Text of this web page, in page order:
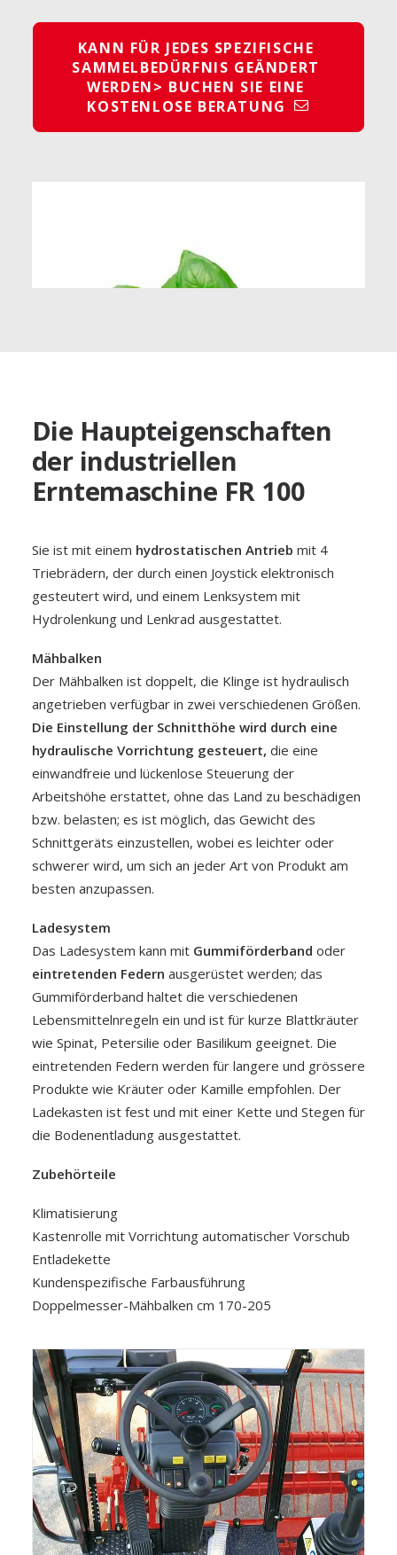
KANN FÜR JEDES SPEZIFISCHE
SAMMELBEDÜRFNIS GEÄNDERT
WERDEN> BUCHEN SIE EINE
KOSTENLOSE BERATUNG
Basilikum
HEIL- UND AROMAPFLANZEN
Die Haupteigenschaften
der industriellen
Erntemaschine FR 100
Sie ist mit einem hydrostatischen Antrieb mit 4
Triebrädern, der durch einen Joystick elektronisch
gesteutert wird, und einem Lenksystem mit
Hydrolenkung und Lenkrad ausgestattet.
Mähbalken
Der Mähbalken ist doppelt, die Klinge ist hydraulisch
angetrieben verfügbar in zwei verschiedenen Größen.
Die Einstellung der Schnitthöhe wird durch eine
hydraulische Vorrichtung gesteuert, die eine
einwandfreie und lückenlose Steuerung der
Arbeitshöhe erstattet, ohne das Land zu beschädigen
bzw. belasten; es ist möglich, das Gewicht des
Schnittgeräts einzustellen, wobei es leichter oder
schwerer wird, um sich an jeder Art von Produkt am
besten anzupassen.
Ladesystem
Das Ladesystem kann mit Gummiförderband oder
eintretenden Federn ausgerüstet werden; das
Gummiförderband haltet die verschiedenen
Lebensmittelnregeln ein und ist für kurze Blattkräuter
wie Spinat, Petersilie oder Basilikum geeignet. Die
eintretenden Federn werden für langere und grössere
Produkte wie Kräuter oder Kamille empfohlen. Der
Ladekasten ist fest und mit einer Kette und Stegen für
die Bodenentladung ausgestattet.
Zubehörteile
Klimatisierung
Kastenrolle mit Vorrichtung automatischer Vorschub
Entladekette
Kundenspezifische Farbausführung
Doppelmesser-Mähbalken cm 170-205